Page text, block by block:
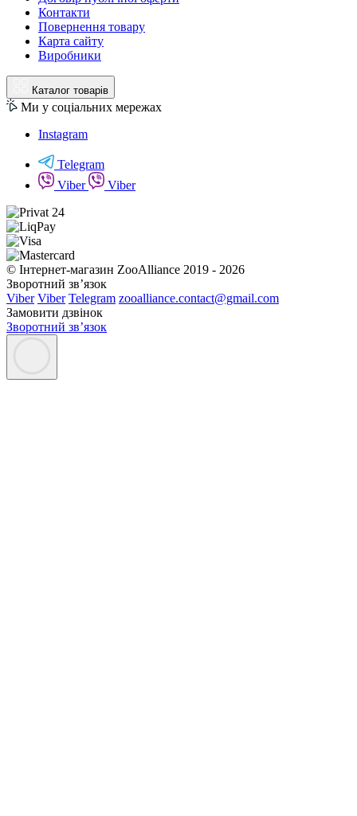
Контакти
Повернення товару
Карта сайту
Виробники
Каталог товарів
Ми у соціальних мережах
Instagram
Telegram
Viber
Viber
© Інтернет-магазин ZooAlliance 2019 - 2026
Зворотний зв’язок
Viber Viber Telegram zooalliance.contact@gmail.com
Замовити дзвінок
Зворотний зв’язок